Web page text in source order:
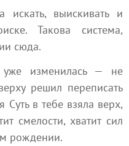
искать, выискивать и
Такова система,
сюда.
изменилась — не
решил переписать
Суть в тебе взяла верх,
смелости, хватит сил
рождении.